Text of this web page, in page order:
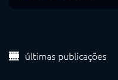
últimas publicações